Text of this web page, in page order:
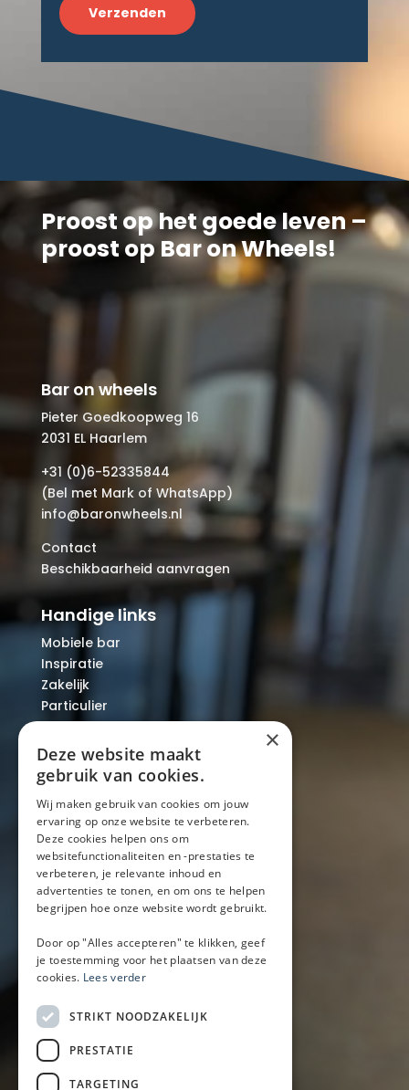
Proost op het goede leven –
proost op Bar on Wheels!
Bar on wheels
Pieter Goedkoopweg 16
2031 EL Haarlem
+31 (0)6-52335844
(Bel met Mark of WhatsApp)
info@baronwheels.nl
Contact
Beschikbaarheid aanvragen
Handige links
Mobiele bar
Inspiratie
Zakelijk
Particulier
Over ons
Blog
Locaties
Mobiele bar
Mobiele bar huren
Bier/wijn/fris bar
Champagnebar
Wijnbar
Aperol spritz bar
Arrangementen
Lunch
Borrel met hapjes
BBQ
×
Deze website maakt
gebruik van cookies.
Wij maken gebruik van cookies om jouw
ervaring op onze website te verbeteren.
Deze cookies helpen ons om
websitefunctionaliteiten en -prestaties te
verbeteren, je relevante inhoud en
advertenties te tonen, en om ons te helpen
begrijpen hoe onze website wordt gebruikt.
Door op "Alles accepteren" te klikken, geef
je toestemming voor het plaatsen van deze
cookies. Lees verder
STRIKT NOODZAKELIJK
PRESTATIE
TARGETING